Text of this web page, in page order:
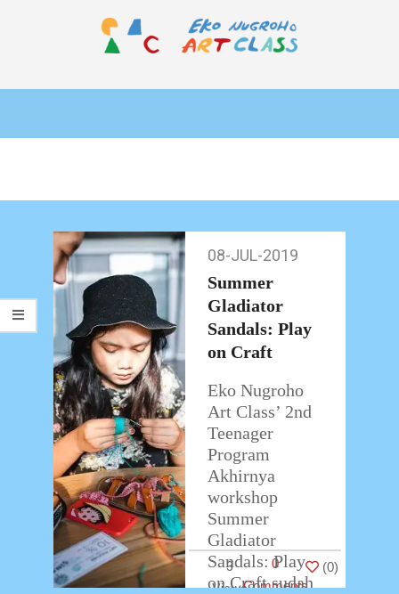
ART
Primary
Menu
08-
2019
08-JUL-2019
Summer
Gladiator
Sandals: Play
on Craft
Eko Nugroho
Art Class’ 2nd
Teenager
Program
Akhirnya
workshop
Summer
Gladiator
Sandals: Play
on Craft sudah
3
0
Comments
(0)